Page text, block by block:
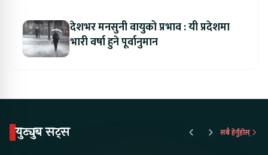
देशभर मनसुनी वायुको प्रभाव : यी प्रदेशमा
भारी वर्षा हुने पूर्वानुमान
युट्युब सट्स सबै हेर्नुहोस्